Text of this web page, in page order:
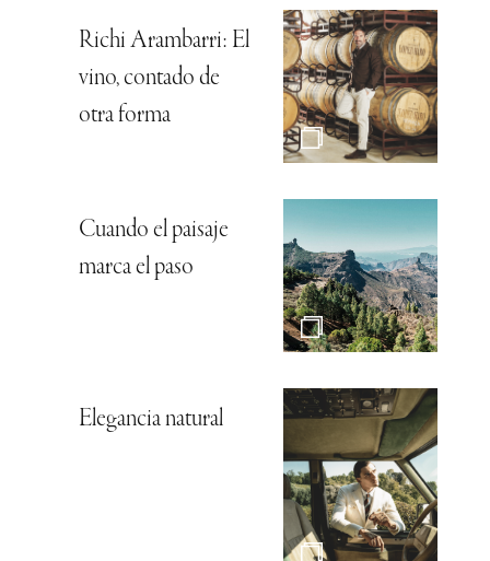
Richi Arambarri: El
vino, contado de
otra forma
Cuando el paisaje
marca el paso
Elegancia natural